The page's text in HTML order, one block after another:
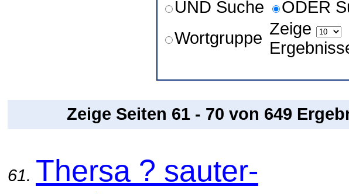
UND Suche
ODER
Wortgruppe Zeige
Zeige Seiten 61 - 70 von 649
61. Thersa ? sauter-